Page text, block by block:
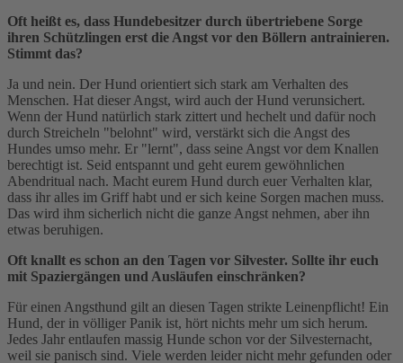
Oft heißt es, dass Hundebesitzer durch übertriebene Sorge
ihren Schützlingen erst die Angst vor den Böllern antrainieren.
Stimmt das?
Ja und nein. Der Hund orientiert sich stark am Verhalten des
Menschen. Hat dieser Angst, wird auch der Hund verunsichert.
Wenn der Hund natürlich stark zittert und hechelt und dafür noch
durch Streicheln "belohnt" wird, verstärkt sich die Angst des
Hundes umso mehr. Er "lernt", dass seine Angst vor dem Knallen
berechtigt ist. Seid entspannt und geht eurem gewöhnlichen
Abendritual nach. Macht eurem Hund durch euer Verhalten klar,
dass ihr alles im Griff habt und er sich keine Sorgen machen muss.
Das wird ihm sicherlich nicht die ganze Angst nehmen, aber ihn
etwas beruhigen.
Oft knallt es schon an den Tagen vor Silvester. Sollte ihr euch
mit Spaziergängen und Ausläufen einschränken?
Für einen Angsthund gilt an diesen Tagen strikte Leinenpflicht! Ein
Hund, der in völliger Panik ist, hört nichts mehr um sich herum.
Jedes Jahr entlaufen massig Hunde schon vor der Silvesternacht,
weil sie panisch sind. Viele werden leider nicht mehr gefunden oder